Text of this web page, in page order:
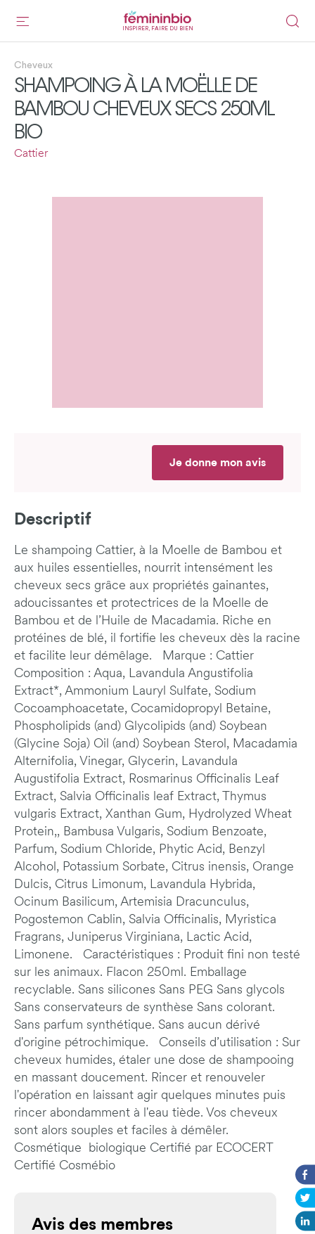
INSPIRER, FAIRE DU BIEN
Cheveux
SHAMPOING À LA MOËLLE DE
BAMBOU CHEVEUX SECS 250ML
BIO
Cattier
Je donne mon avis
Descriptif
Le shampoing Cattier, à la Moelle de Bambou et
aux huiles essentielles, nourrit intensément les
cheveux secs grâce aux propriétés gainantes,
adoucissantes et protectrices de la Moelle de
Bambou et de l’Huile de Macadamia. Riche en
protéines de blé, il fortifie les cheveux dès la racine
et facilite leur démêlage. Marque : Cattier
Composition : Aqua, Lavandula Angustifolia
Extract*, Ammonium Lauryl Sulfate, Sodium
Cocoamphoacetate, Cocamidopropyl Betaine,
Phospholipids (and) Glycolipids (and) Soybean
(Glycine Soja) Oil (and) Soybean Sterol, Macadamia
Alternifolia, Vinegar, Glycerin, Lavandula
Augustifolia Extract, Rosmarinus Officinalis Leaf
Extract, Salvia Officinalis leaf Extract, Thymus
vulgaris Extract, Xanthan Gum, Hydrolyzed Wheat
Protein,, Bambusa Vulgaris, Sodium Benzoate,
Parfum, Sodium Chloride, Phytic Acid, Benzyl
Alcohol, Potassium Sorbate, Citrus inensis, Orange
Dulcis, Citrus Limonum, Lavandula Hybrida,
Ocinum Basilicum, Artemisia Dracunculus,
Pogostemon Cablin, Salvia Officinalis, Myristica
Fragrans, Juniperus Virginiana, Lactic Acid,
Limonene. Caractéristiques : Produit fini non testé
sur les animaux. Flacon 250ml. Emballage
recyclable. Sans silicones Sans PEG Sans glycols
Sans conservateurs de synthèse Sans colorant.
Sans parfum synthétique. Sans aucun dérivé
d'origine pétrochimique. Conseils d’utilisation : Sur
cheveux humides, étaler une dose de shampooing
en massant doucement. Rincer et renouveler
l'opération en laissant agir quelques minutes puis
rincer abondamment à l'eau tiède. Vos cheveux
sont alors souples et faciles à démêler.
Cosmétique biologique Certifié par ECOCERT
Certifié Cosmébio
Avis des membres